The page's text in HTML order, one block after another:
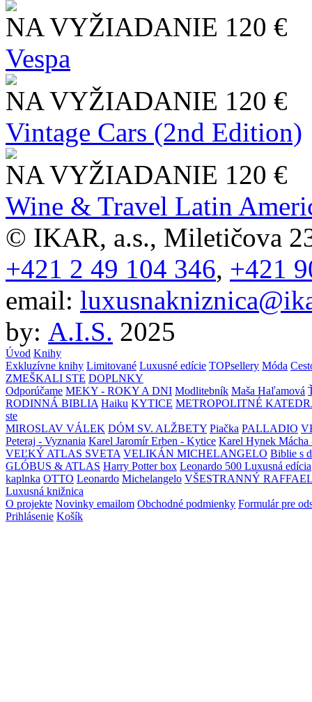
NA VYŽIADANIE 120 €
Vespa
NA VYŽIADANIE 120 €
Vintage Cars (2nd Edition)
NA VYŽIADANIE 120 €
Wine & Travel Latin
© IKAR, a.s., Miletičova
+421 2 49 104 346, +421
email:
by: A.I.S. 2025
Úvod Knihy
Exkluzívne knihy Limitované Luxusné edície TOPsellery Móda
ZMEŠKALI STE DOPLNKY
Odporúčame MEKY - ROKY A DNI Modlitebník Maša Haľamová
RODINNÁ BIBLIA Haiku KYTICE METROPOLITNÉ
ste
MIROSLAV VÁLEK DÓM SV. ALŽBETY Piačka PALLADIO
Peteraj - Vyznania Karel Jaromír Erben - Kytice Karel Hynek Mácha
VEĽKÝ ATLAS SVETA VELIKÁN MICHELANGELO Biblie s
GLÓBUS & ATLAS Harry Potter box Leonardo 500 Luxusná edícia
kaplnka OTTO Leonardo Michelangelo VŠESTRANNÝ
Luxusná knižnica
O projekte Novinky emailom Obchodné podmienky Formulár pre
Prihlásenie Košík